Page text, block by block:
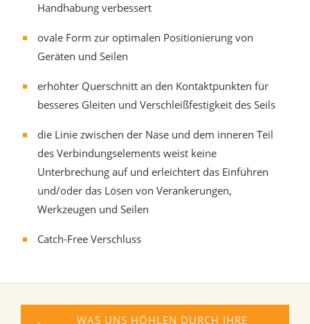
Handhabung verbessert
ovale Form zur optimalen Positionierung von
Geräten und Seilen
erhöhter Querschnitt an den Kontaktpunkten für
besseres Gleiten und Verschleißfestigkeit des Seils
die Linie zwischen der Nase und dem inneren Teil
des Verbindungselements weist keine
Unterbrechung auf und erleichtert das Einführen
und/oder das Lösen von Verankerungen,
Werkzeugen und Seilen
Catch-Free Verschluss
WAS UNS HÖHLEN DURCH IHRE